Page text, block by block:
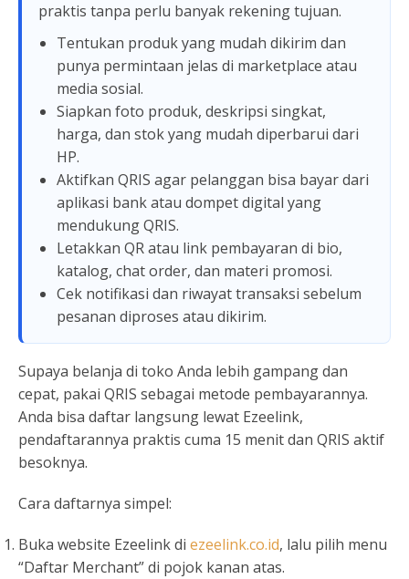
praktis tanpa perlu banyak rekening tujuan.
Tentukan produk yang mudah dikirim dan
punya permintaan jelas di marketplace atau
media sosial.
Siapkan foto produk, deskripsi singkat,
harga, dan stok yang mudah diperbarui dari
HP.
Aktifkan QRIS agar pelanggan bisa bayar dari
aplikasi bank atau dompet digital yang
mendukung QRIS.
Letakkan QR atau link pembayaran di bio,
katalog, chat order, dan materi promosi.
Cek notifikasi dan riwayat transaksi sebelum
pesanan diproses atau dikirim.
Supaya belanja di toko Anda lebih gampang dan
cepat, pakai QRIS sebagai metode pembayarannya.
Anda bisa daftar langsung lewat Ezeelink,
pendaftarannya praktis cuma 15 menit dan QRIS aktif
besoknya.
Cara daftarnya simpel:
Buka website Ezeelink di ezeelink.co.id, lalu pilih menu
“Daftar Merchant” di pojok kanan atas.